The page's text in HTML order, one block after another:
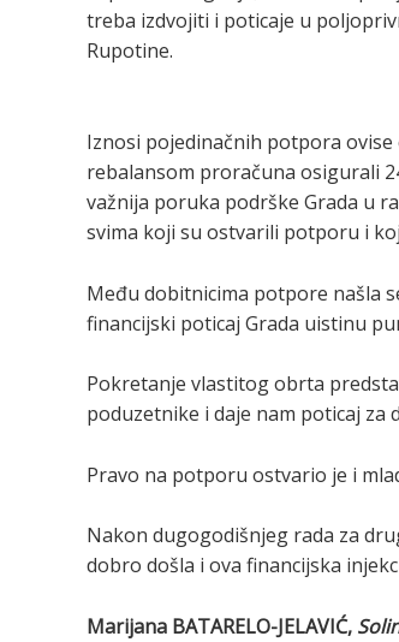
treba izdvojiti i poticaje u
Rupotine.
Iznosi pojedinačnih potpora
rebalansom proračuna osigurali
važnija poruka podrške Grada u
svima koji su ostvarili potporu i
Među dobitnicima potpore našla
financijski poticaj Grada uistinu
Pokretanje vlastitog obrta
poduzetnike i daje nam poticaj
Pravo na potporu ostvario je i
Nakon dugogodišnjeg rada za
dobro došla i ova financijska
Marijana BATARELO-JELAVIĆ,